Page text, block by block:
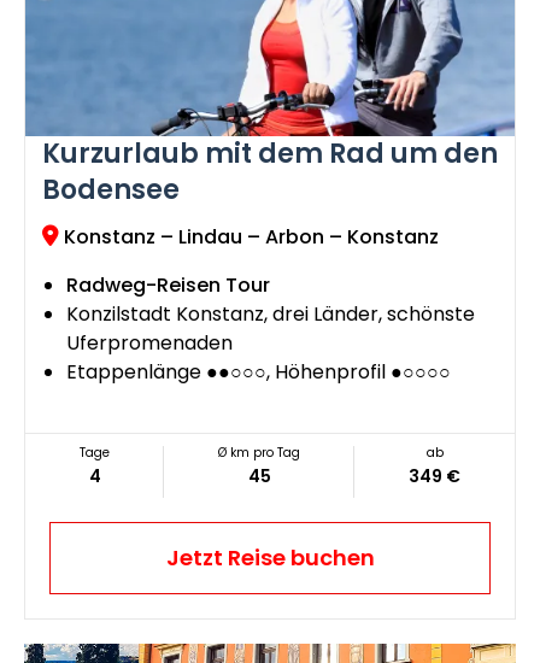
Kurzurlaub mit dem Rad um den
Bodensee
Konstanz – Lindau – Arbon – Konstanz
Radweg-Reisen Tour
Konzilstadt Konstanz, drei Länder, schönste
Uferpromenaden
Etappenlänge ●●○○○, Höhenprofil ●○○○○
Tage
4
Ø km pro Tag
45
ab
349 €
Jetzt Reise buchen